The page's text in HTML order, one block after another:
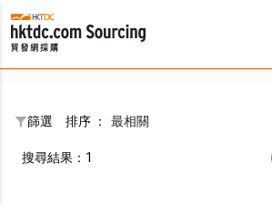
篩選 排序 ： 最相關
搜尋結果：1